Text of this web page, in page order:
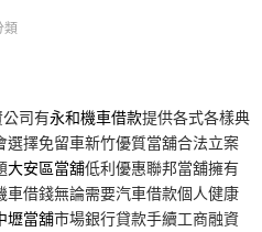
類
司有永和機車借款提供各式各樣典
選擇免留車新竹優質當舖合法立案
大安區當舖低利優惠聯邦當舖擁有
車借錢無論需要汽車借款個人健康
壢當舖市場銀行貸款手續工商融資